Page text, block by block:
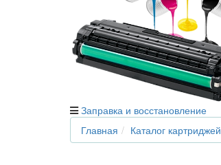
Заправка и восстановление
Главная Каталог картриджей